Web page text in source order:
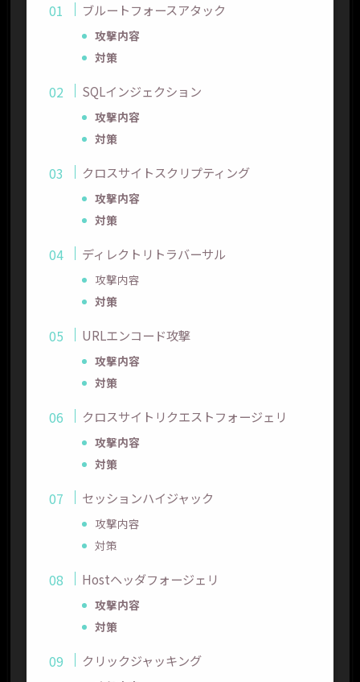
ブルートフォースアタック
攻撃内容
対策
SQLインジェクション
攻撃内容
対策
クロスサイトスクリプティング
攻撃内容
対策
ディレクトリトラバーサル
攻撃内容
対策
URLエンコード攻撃
攻撃内容
対策
クロスサイトリクエストフォージェリ
攻撃内容
対策
セッションハイジャック
攻撃内容
対策
Hostヘッダフォージェリ
攻撃内容
対策
クリックジャッキング